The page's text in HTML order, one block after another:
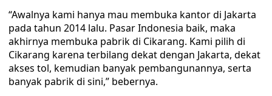
“Awalnya kami hanya mau membuka kantor di Jakarta
pada tahun 2014 lalu. Pasar Indonesia baik, maka
akhirnya membuka pabrik di Cikarang. Kami pilih di
Cikarang karena terbilang dekat dengan Jakarta, dekat
akses tol, kemudian banyak pembangunannya, serta
banyak pabrik di sini,” bebernya.